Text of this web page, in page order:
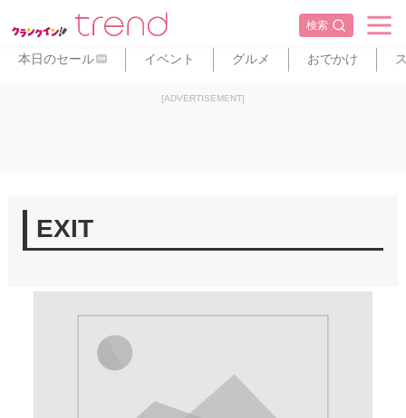
検索
本日のセール PR イベント グルメ おでかけ
[ADVERTISEMENT]
EXIT